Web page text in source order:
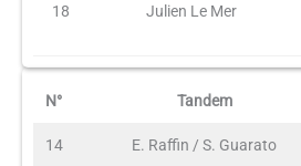
18 Julien Le Mer
N° Tandem
14 E. Raffin / S. Guarato